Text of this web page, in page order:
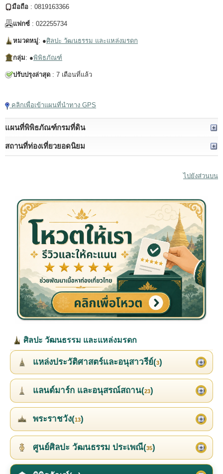
มือถือ : 0819163366
แฟกซ์ : 022255734
หมวดหมู่: ●ศิลปะ วัฒนธรรม และแหล่งมรดก
กลุ่ม: ●พิพิธภัณฑ์
ปรับปรุงล่าสุด : 7 เดือนที่แล้ว
คลิกเพื่อเข้าแผนที่นำทาง GPS
แผนที่พิพิธภัณฑ์กรมที่ดิน
สถานที่ท่องเที่ยวยอดนิยม
ไปยังส่วนบน
ศิลปะ วัฒนธรรม และแหล่งมรดก
แหล่งประวัติศาสตร์และอนุสาวรีย์(3)
แลนด์มาร์ก และอนุสรณ์สถาน(23)
พระราชวัง(13)
ศูนย์ศิลปะ วัฒนธรรม ประเพณี(35)